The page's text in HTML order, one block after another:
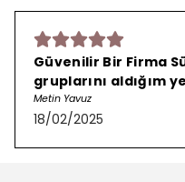
Güvenilir Bir Firma
gruplarını aldığım
Metin Yavuz
18/02/2025